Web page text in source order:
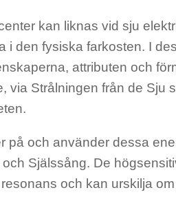
kan liknas vid sju
i den fysiska farkosten. I
attributen och
via Strålningen från de Sju
på och använder dessa
Själssång. De
och kan urskilja